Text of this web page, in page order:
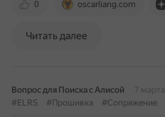
0 oscarliang.com
Читать далее
Вопрос для Поиска с Алисой
7 марта
#ELRS
#Прошивка #Сопряжение